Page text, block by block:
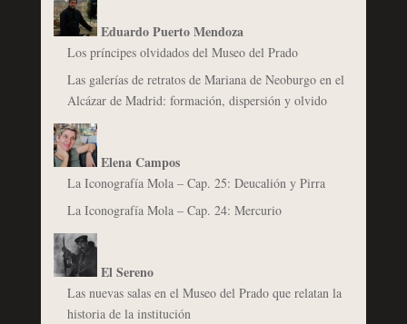
Eduardo Puerto Mendoza
Los príncipes olvidados del Museo del Prado
Las galerías de retratos de Mariana de Neoburgo en el
Alcázar de Madrid: formación, dispersión y olvido
Elena Campos
La Iconografía Mola – Cap. 25: Deucalión y Pirra
La Iconografía Mola – Cap. 24: Mercurio
El Sereno
Las nuevas salas en el Museo del Prado que relatan la
historia de la institución